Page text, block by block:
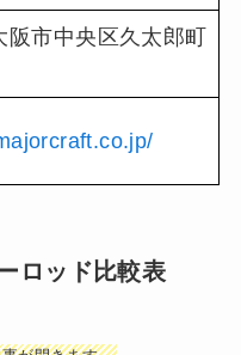
阪市中央区久太郎町
ロッド比較表